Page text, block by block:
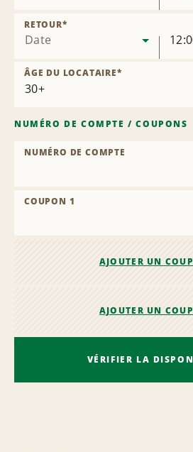
Date
RETOUR*
ÂGE DU LOCATAIRE*
NUMÉRO DE COMPTE /COUPONS
NUMÉRO DE COMPTE
COUPON 1
AJOUTER UN
AJOUTER UN
VÉRIFIER LA